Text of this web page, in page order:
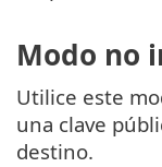
Modo no
Utilice este
una clave
destino.